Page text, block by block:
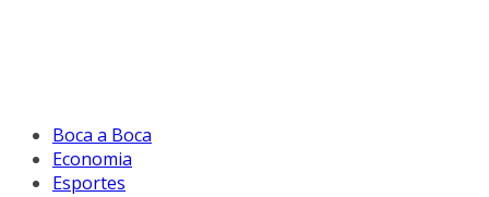
Boca a Boca
Economia
Esportes